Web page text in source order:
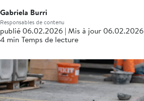
Gabriela Burri
Responsables de contenu
publié 06.02.2026 | Mis à jour 06.02.2026
4 min Temps de lecture